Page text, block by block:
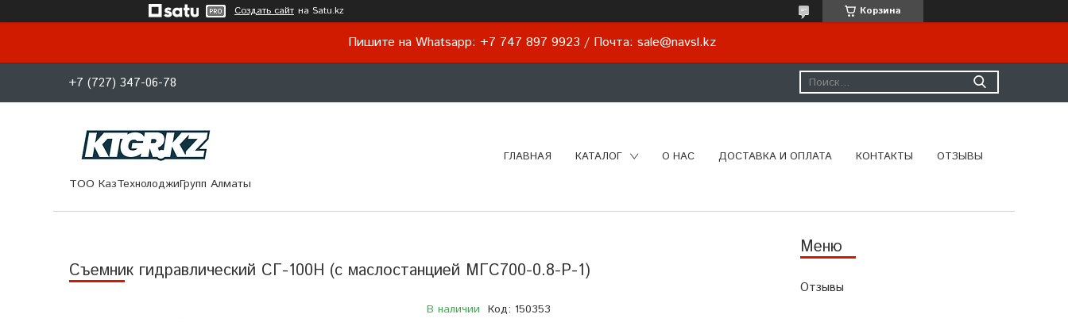
Создать сайт на Satu.kz Корзина
Пишите на Whatsapp: +7 747 897 9923 / Почта: sale@navsl.kz
+7 (727) 347-06-78
ТОО КазТехнолоджиГрупп Алматы
ГЛАВНАЯ КАТАЛОГ О НАС ДОСТАВКА И ОПЛАТА КОНТАКТЫ ОТЗЫВЫ
Отзывы
Съемник гидравлический СГ-100Н (с маслостанцией МГС700-0.8-Р-1)
В наличии Код: 150353